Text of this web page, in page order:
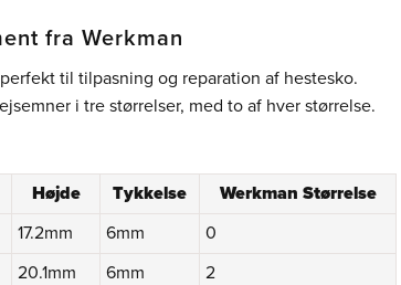
fra Werkman
til tilpasning og reparation af hestesko.
i tre størrelser, med to af hver størrelse.
Højde Tykkelse
Werkman Størrelse
17.2mm 6mm
0
20.1mm 6mm
2